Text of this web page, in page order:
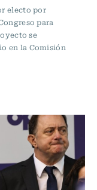
electo por
para
se
en la Comisión